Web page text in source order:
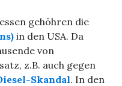
gehöhren die
in den USA. Da
von
z.B. auch gegen
Skandal. In den